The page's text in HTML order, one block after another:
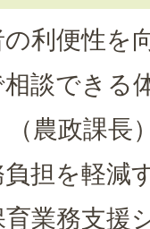
の利便性を
相談でき
農政課長
負担を軽
業務支援